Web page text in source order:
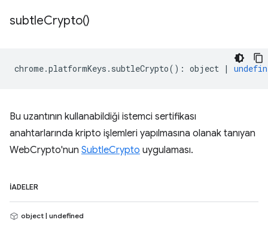
subtleCrypto()
chrome.platformKeys . subtleCrypto() : object |
Bu uzantının kullanabildiği istemci sertifikası
anahtarlarında kripto işlemleri yapılmasına olanak tanıyan
WebCrypto'nun SubtleCrypto uygulaması.
İADELER
object | undefined